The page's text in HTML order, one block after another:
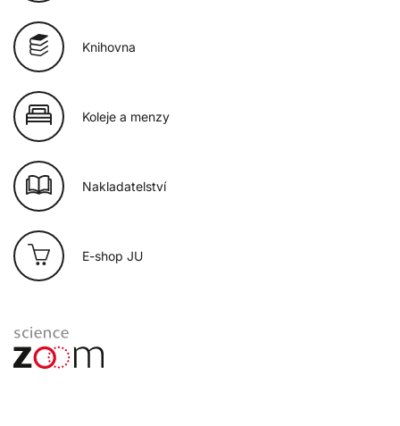
Knihovna
Koleje a menzy
Nakladatelství
E-shop JU